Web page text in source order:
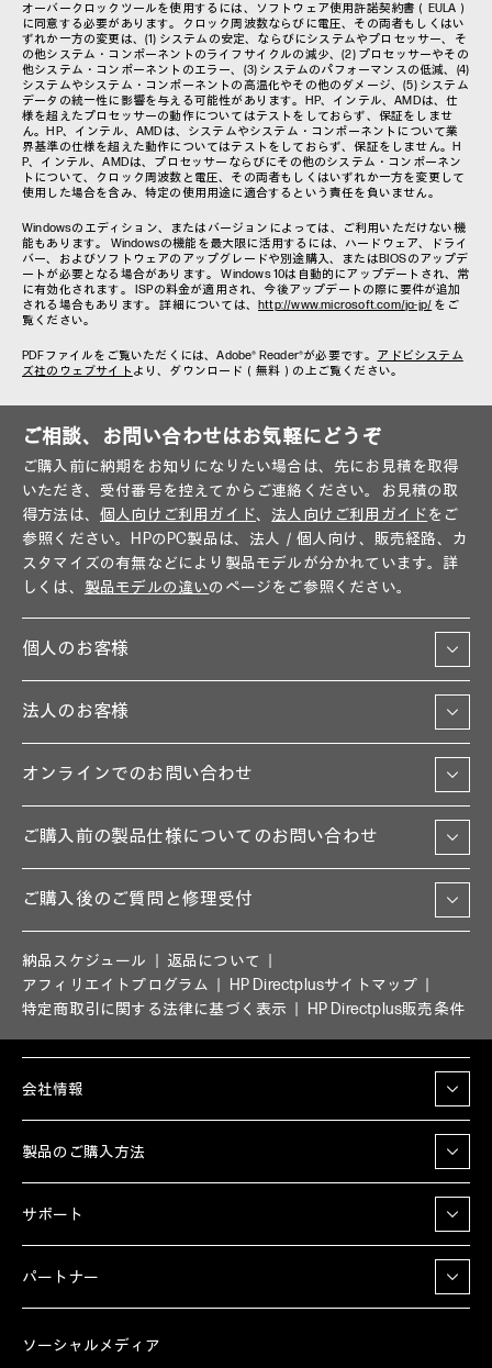
オーバークロックツールを使用するには、ソフトウェア使用許諾契約書（EULA）
に同意する必要があります。クロック周波数ならびに電圧、その両者もしくはい
ずれか一方の変更は、(1) システムの安定、ならびにシステムやプロセッサー、そ
の他システム・コンポーネントのライフサイクルの減少、(2) プロセッサーやその
他システム・コンポーネントのエラー、(3) システムのパフォーマンスの低減、(4)
システムやシステム・コンポーネントの高温化やその他のダメージ、(5) システム
データの統一性に影響を与える可能性があります。HP、インテル、AMDは、仕
様を超えたプロセッサーの動作についてはテストをしておらず、保証をしませ
ん。HP、インテル、AMDは、システムやシステム・コンポーネントについて業
界基準の仕様を超えた動作についてはテストをしておらず、保証をしません。H
P、インテル、AMDは、プロセッサーならびにその他のシステム・コンポーネン
トについて、クロック周波数と電圧、その両者もしくはいずれか一方を変更して
使用した場合を含み、特定の使用用途に適合するという責任を負いません。
Windowsのエディション、またはバージョンによっては、ご利用いただけない機
能もあります。 Windowsの機能を最大限に活用するには、ハードウェア、ドライ
バー、およびソフトウェアのアップグレードや別途購入、またはBIOSのアップデ
ートが必要となる場合があります。 Windows 10は自動的にアップデートされ、常
に有効化されます。 ISPの料金が適用され、今後アップデートの際に要件が追加
される場合もあります。 詳細については、 http://www.microsoft.com/ja-jp/ をご
覧ください。
PDFファイルをご覧いただくには、Adobe® Reader®が必要です。 アドビシステム
ズ社のウェブサイト より、ダウンロード（無料）の上ご覧ください。
ご相談、お問い合わせはお気軽にどうぞ
ご購入前に納期をお知りになりたい場合は、先にお見積を取得
いただき、受付番号を控えてからご連絡ください。お見積の取
得方法は、 個人向けご利用ガイド、 法人向けご利用ガイドをご
参照ください。HPのPC製品は、法人／個人向け、販売経路、カ
スタマイズの有無などにより製品モデルが分かれています。詳
しくは、 製品モデルの違いのページをご参照ください。
個人のお客様
法人のお客様
オンラインでのお問い合わせ
ご購入前の製品仕様についてのお問い合わせ
ご購入後のご質問と修理受付
納品スケジュール
返品について
アフィリエイトプログラム
HP Directplusサイトマップ
特定商取引に関する法律に基づく表示
HP Directplus販売条件
会社情報
製品のご購入方法
サポート
パートナー
ソーシャルメディア